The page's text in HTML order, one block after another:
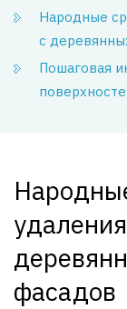
Народные
с
Пошаговая
фасадов